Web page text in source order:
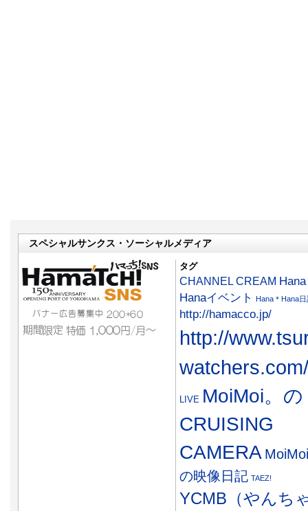
スペシャルサンクス・ソーシャルメディア
タグ
CHANNEL CREAM
Hanaイベント
Hana＊Hana日
http://hamacco.jp/
http://
watchers.com/
LIVE MoiMoi。の
CRUISING
CAMERA
の映像日記 TAEZ!
YCMB（やんち